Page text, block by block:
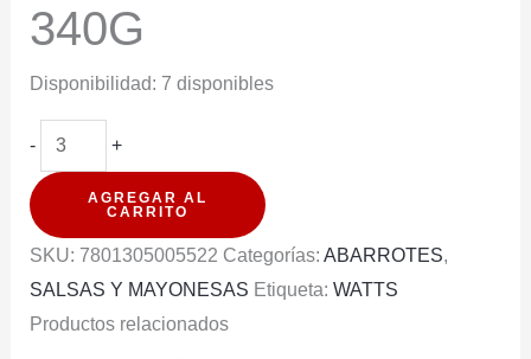
340G
Disponibilidad: 7 disponibles
-
WASIL
TETRAPACK
SALSA
POMODORO
+
AGREGAR AL
CARRITO
SKU: 7801305005522 Categorías: ABARROTES,
SALSAS Y MAYONESAS Etiqueta: WATTS
Productos relacionados